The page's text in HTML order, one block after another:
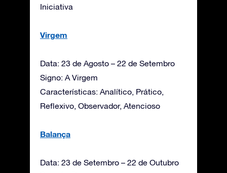
Iniciativa
Virgem
Data: 23 de Agosto – 22 de Setembro
Signo: A Virgem
Características: Analítico, Prático,
Reflexivo, Observador, Atencioso
Balança
Data: 23 de Setembro – 22 de Outubro